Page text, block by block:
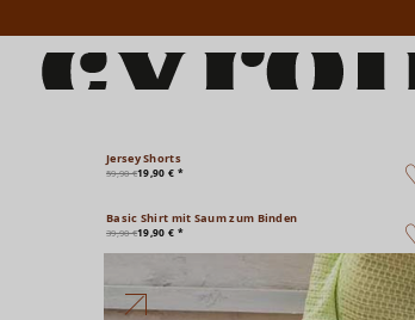
Jersey Shorts
59,90 €19,90 € *
Basic Shirt mit Saum zum Binden
39,90 €19,90 € *